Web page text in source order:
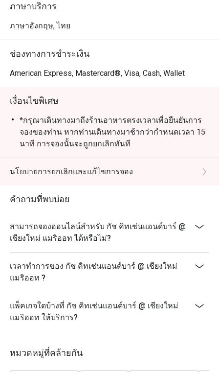
ภาษาบริการ
ภาษาอังกฤษ, ไทย
ช่องทางการชำระเงิน
American Express, Mastercard®, Visa, Cash, Wallet
เงื่อนไขพิเศษ
*กรุณาเดินทางมาถึงร้านอาหารตรงเวลาเพื่อยืนยันการ
จองของท่าน หากท่านเดินทางมาช้ากว่ากำหนดเวลา 15
นาที การจองนั้นจะถูกยกเลิกทันที
*ส่วนลดดังกล่าวใช้ได้กับเมนูอะลาคาร์ทเท่านั้น ไม่
สามารถใช้กับเซตเมนู หรือเมนูโปรโมชั่นราคาพิเศษอื่นๆ
* ส่วนลดดังกล่าวไม่สามารถใช้ร่วมกับส่วนลดบัตรเครดิต
* ไม่ให้สั่งอาหารข้าม outlet
* ระยะเวลานั่งทางไม่เกิน 90 นาที
นโยบายการยกเลิกและแก้ไขการจอง
คำถามที่พบบ่อย
สามารถจองออนไลน์สำหรับ กัช คิทเช่นแอนด์บาร์ @
เชียงใหม่ แมริออท ได้หรือไม่?
เวลาทำการของ กัช คิทเช่นแอนด์บาร์ @ เชียงใหม่
แมริออท ?
แพ็คเกจใดบ้างที่ กัช คิทเช่นแอนด์บาร์ @ เชียงใหม่
แมริออท ให้บริการ?
หมวดหมู่ที่คล้ายกัน